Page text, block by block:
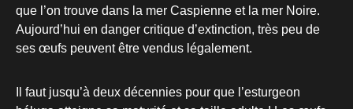
que l’on trouve dans la mer Caspienne et la mer Noire.
Aujourd’hui en danger critique d’extinction, très peu de
ses œufs peuvent être vendus légalement.
Il faut jusqu’à deux décennies pour que l’esturgeon